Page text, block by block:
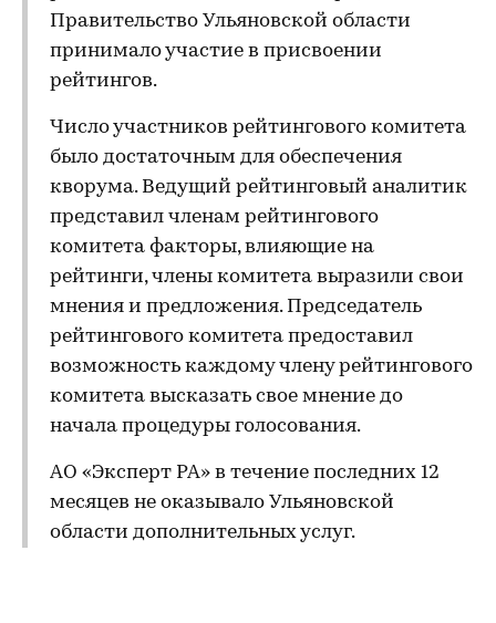
Правительство Ульяновской области
принимало участие в присвоении
рейтингов.
Число участников рейтингового комитета
было достаточным для обеспечения
кворума. Ведущий рейтинговый аналитик
представил членам рейтингового
комитета факторы, влияющие на
рейтинги, члены комитета выразили свои
мнения и предложения. Председатель
рейтингового комитета предоставил
возможность каждому члену рейтингового
комитета высказать свое мнение до
начала процедуры голосования.
АО «Эксперт РА» в течение последних 12
месяцев не оказывало Ульяновской
области дополнительных услуг.